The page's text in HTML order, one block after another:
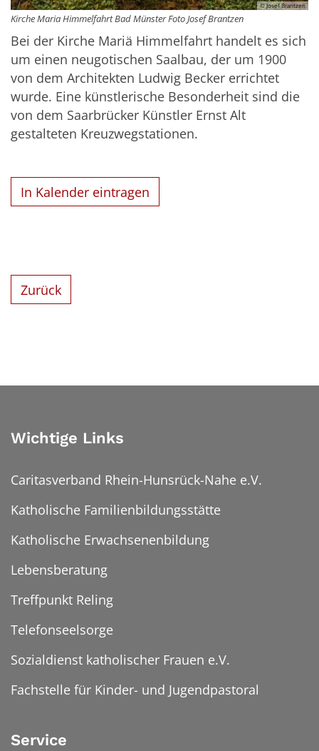
© Josef Brantzen
Kirche Maria Himmelfahrt Bad Münster Foto Josef Brantzen
Bei der Kirche Mariä Himmelfahrt handelt es sich
um einen neugotischen Saalbau, der um 1900
von dem Architekten Ludwig Becker errichtet
wurde. Eine künstlerische Besonderheit sind die
von dem Saarbrücker Künstler Ernst Alt
gestalteten Kreuzwegstationen.
In Kalender eintragen
Zurück
Wichtige Links
Caritasverband Rhein-Hunsrück-Nahe e.V.
Katholische Familienbildungsstätte
Katholische Erwachsenenbildung
Lebensberatung
Treffpunkt Reling
Telefonseelsorge
Sozialdienst katholischer Frauen e.V.
Fachstelle für Kinder- und Jugendpastoral
Service